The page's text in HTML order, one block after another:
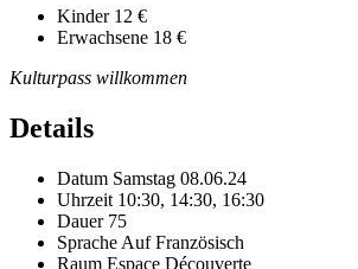
Kinder 12 €
Erwachsene 18 €
Kulturpass willkommen
Details
Datum Samstag 08.06.24
Uhrzeit 10:30, 14:30, 16:30
Dauer 75
Sprache Auf Französisch
Raum Espace Découverte